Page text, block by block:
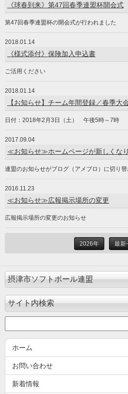
《球春到来》第47回春季連盟杯開会式
第47回春季連盟杯の開会式が行われました
2018.01.14
《様式添付》保険加入申込書
ご活用ください
2018.01.14
【お知らせ】チーム年間登録／春季大
日付：2018年2月3日（土） 午後5時～7時
2017.09.04
≪お知らせ≫ホームページが新しくなり
連盟のお知らせがブログ（アメブロ）に切り
2016.11.23
≪お知らせ≫広報掲示場所の変更
広報掲示場所の変更のお知らせ
2026年 最新
摂津市ソフトボール連盟
サイト内検索
ホーム
お問い合わせ
新着情報